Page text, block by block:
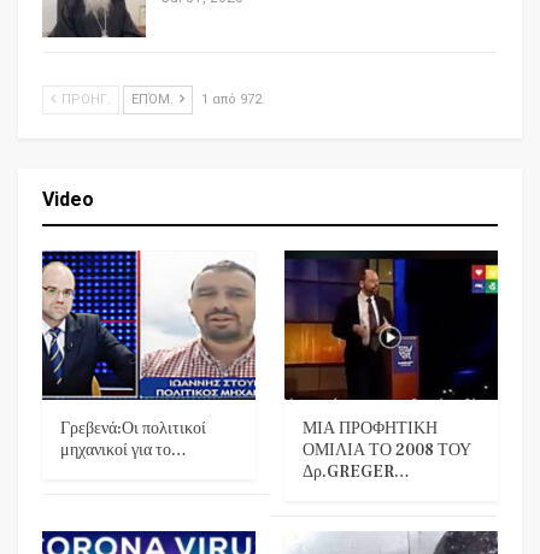
ΠΡΟΗΓ. ΕΠΌΜ. 1 από 972
Video
Γρεβενά:Οι πολιτικοί
μηχανικοί για το…
ΜΙΑ ΠΡΟΦΗΤΙΚΗ
ΟΜΙΛΙΑ ΤΟ 2008 ΤΟΥ
Δρ.GREGER…